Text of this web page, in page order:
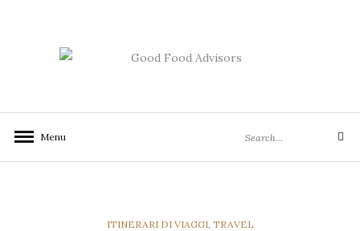
Menu
for:
Search
CATEGORIES
ITINERARI DI VIAGGI, TRAVEL